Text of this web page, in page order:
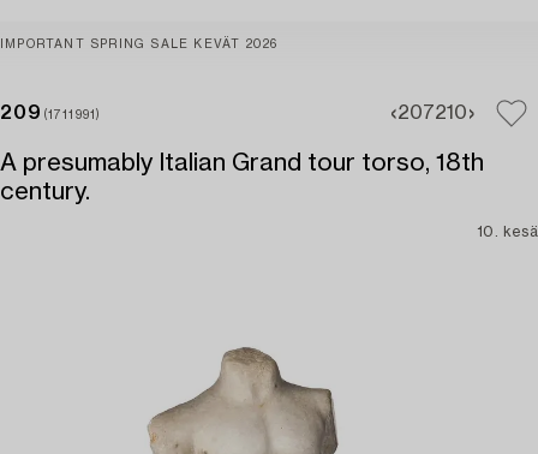
IMPORTANT SPRING SALE KEVÄT 2026
209 (1711991) 207210
A presumably Italian Grand tour torso, 18th
century.
10. kesä